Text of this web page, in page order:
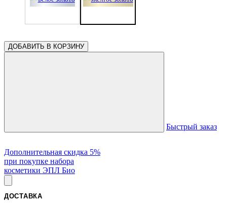
ДОБАВИТЬ В КОРЗИНУ
Быстрый заказ
Дополнительная скидка 5%
при покупке набора
косметики ЭПЛ Био
ДОСТАВКА